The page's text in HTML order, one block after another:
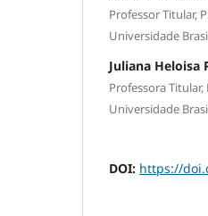
Professor Titular,
Universidade
Juliana Heloisa
Professora
Universidade
DOI: https://